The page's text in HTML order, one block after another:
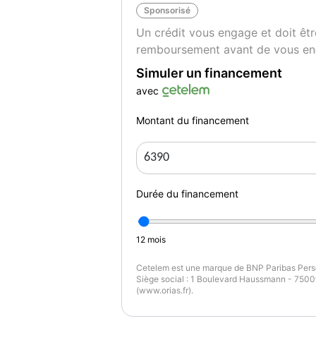
- Fixations isofix
- Feux automatiques
- Essuies glaces automatiques
- Verrouillage centralisé
Couleur
6 mois
Sponsorisé
Un crédit vous engage et doit
remboursement avant de vous
Simuler un financement
avec
Montant du financement
Durée du financement
12 mois
Cetelem est une marque de BNP Paribas
Siège social : 1 Boulevard Haussmann -
(www.orias.fr).